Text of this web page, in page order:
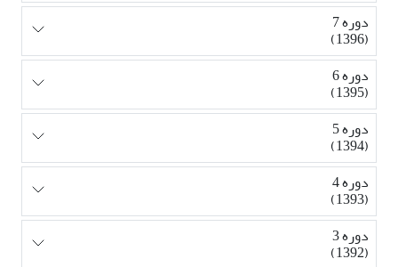
دوره 7
(1396)
دوره 6
(1395)
دوره 5
(1394)
دوره 4
(1393)
دوره 3
(1392)